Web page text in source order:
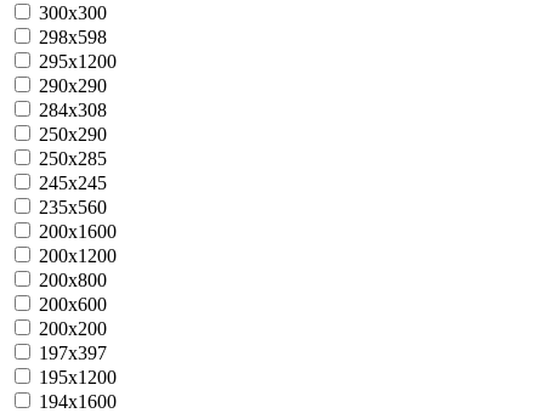
300x300
298x598
295x1200
290x290
284x308
250x290
250x285
245х245
235x560
200x1600
200x1200
200x800
200x600
200x200
197x397
195х1200
194x1600